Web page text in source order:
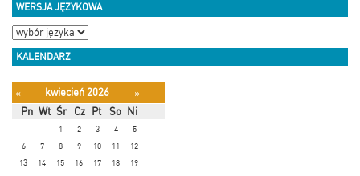
WERSJA JĘZYKOWA
KALENDARZ
« kwiecień 2026
»
Pn Wt Śr Cz Pt So Ni
1 2 3 4
5
6
7 8 9 10 11
12
13
14 15 16 17 18
19